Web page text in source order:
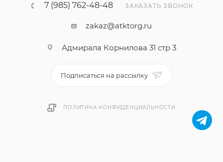
7 (985) 762-48-48 ЗАКАЗАТЬ ЗВОНОК
zakaz@atktorg.ru
Адмирала Корнилова 31 стр 3
Подписаться на рассылку
ПОЛИТИКА КОНФИДЕНЦИАЛЬНОСТИ